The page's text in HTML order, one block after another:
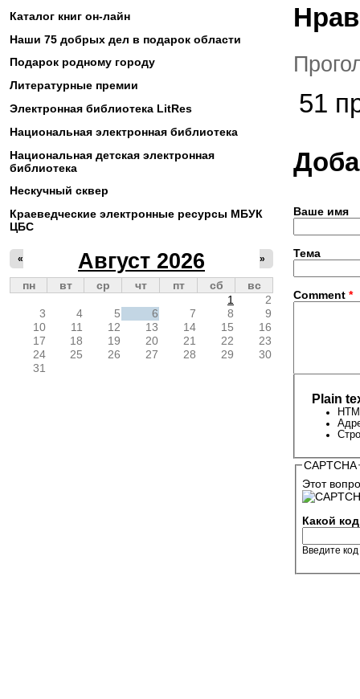
Каталог книг он-лайн
Наши 75 добрых дел в подарок области
Подарок родному городу
Литературные премии
Электронная библиотека LitRes
Национальная электронная библиотека
Национальная детская электронная
библиотека
Нескучный сквер
Краеведческие электронные ресурсы МБУК
ЦБС
Август 2026
« »
пн вт ср чт пт сб
вс
1
2
3
4 5 6 7 8
9
10
11 12 13 14 15
16
17
18 19 20 21 22
23
24
25 26 27 28 29
30
31
51
Ваше имя
Тема
Comment *
Plain
CAPTCHA
Этот
Какой
Введите